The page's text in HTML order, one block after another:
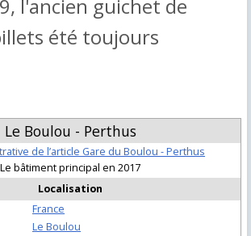
l'ancien guichet de
été toujours
Le Boulou - Perthus
Le bâtiment principal en 2017
Localisation
France
Le Boulou